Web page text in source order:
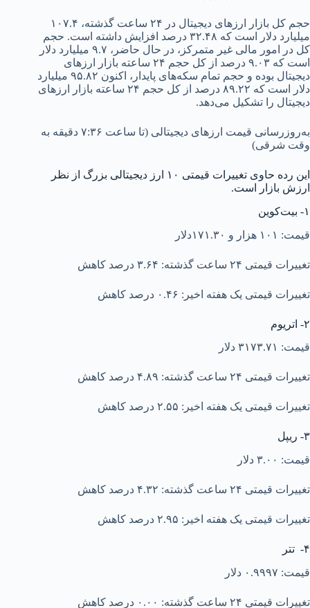
حجم کل بازار ارزهای دیجیتال در ۲۴ ساعت گذشته، ۱۰۷.۴
میلیارد دلار است که ۳۲.۴۸ درصد افزایش داشته است. حجم
کل در امور مالی غیر متمرکز، در حال حاضر، ۹.۷ میلیارد دلار
است که ۹.۰۳ درصد از کل حجم ۲۴ ساعته بازار ارزهای
دیجیتال بوده و حجم تمام سکه‌های پایدار، اکنون ۹۵.۸۲ میلیارد
دلار است که ۸۹.۲۲ درصد از کل حجم ۲۴ ساعته بازار ارزهای
دیجیتال را تشکیل می‌دهد.
به‌روزرسانی قیمت ارزهای دیجیتالی (تا ساعت ۷:۳۶ دقیقه به
وقت شرقی)
این رده حاوی تغییرات قیمتی ۱۰ ارز دیجیتالی بزرگ از نظر
ارزش بازار است.
۱- بیت‌کوین
قیمت: ۱۰۱ هزار و ۱۷۱.۳۰دلار
تغییرات قیمتی ۲۴ ساعت گذشته: ۳.۶۴ درصد کاهش
تغییرات قیمتی یک هفته اخیر: ۰.۴۶ درصد کاهش
۲- اتریوم
قیمت: ۳۱۷۳.۷۱ دلار
تغییرات قیمتی ۲۴ ساعت گذشته: ۴.۸۹ درصد کاهش
تغییرات قیمتی یک هفته اخیر: ۲.۵۵ درصد کاهش
۳- ریپل
قیمت: ۳.۰۰ دلار
تغییرات قیمتی ۲۴ ساعت گذشته: ۴.۳۲ درصد کاهش
تغییرات قیمتی یک هفته اخیر: ۲.۹۵ درصد کاهش
۴- تتر
قیمت: ۰.۹۹۹۷ دلار
تغییرات قیمتی ۲۴ ساعت گذشته: ۰.۰۰ درصد کاهش